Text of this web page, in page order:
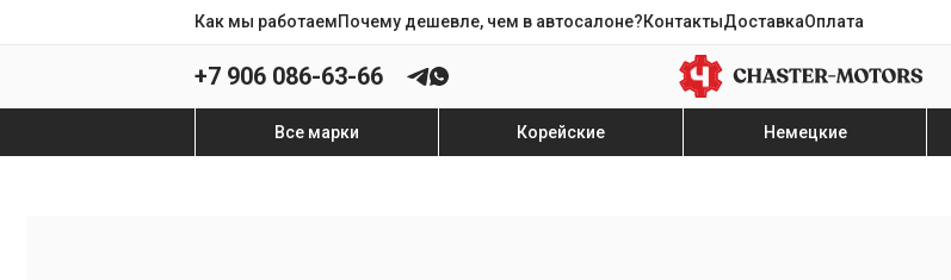
Как мы работаемПочему дешевле, чем в автосалоне?КонтактыДоставкаОплата
+7 906 086-63-66
Все марки Корейские Немецкие